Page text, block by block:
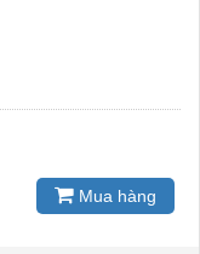
Mua hàng